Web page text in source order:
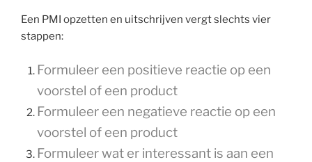
Een PMI opzetten en uitschrijven vergt slechts vier
stappen:
Formuleer een positieve reactie op een
voorstel of een product
Formuleer een negatieve reactie op een
voorstel of een product
Formuleer wat er interessant is aan een